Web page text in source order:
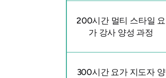
200시간 멀티 스타일 요
가 강사 양성 과정
300시간 요가 지도자 양